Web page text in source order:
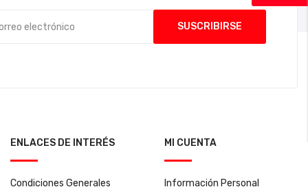
ENLACES DE INTERÉS
Condiciones Generales
MI CUENTA
Información Personal